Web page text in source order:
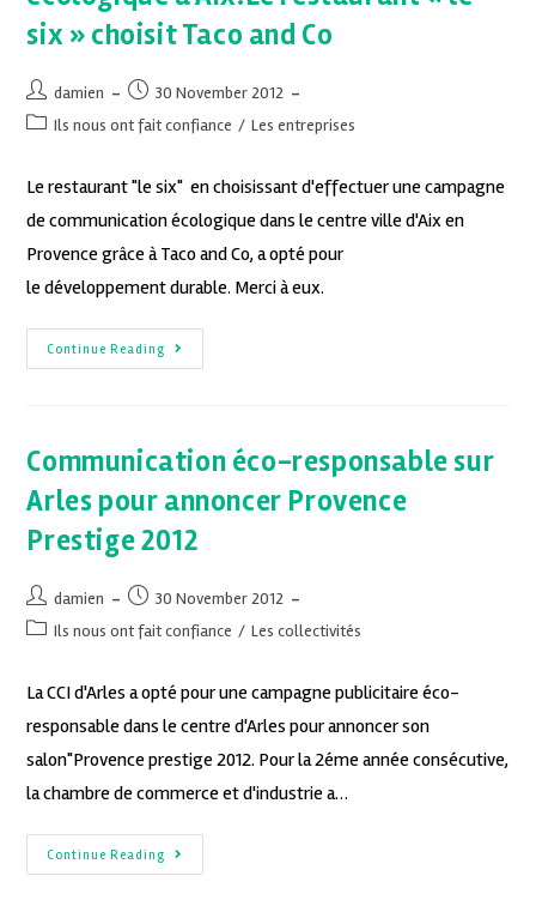
six » choisit Taco and Co
damien
30 November 2012
Ils nous ont fait confiance / Les entreprises
Le restaurant "le six" en choisissant d'effectuer une campagne
de communication écologique dans le centre ville d'Aix en
Provence grâce à Taco and Co, a opté pour
le développement durable. Merci à eux.
Continue Reading
Communication éco-responsable sur
Arles pour annoncer Provence
Prestige 2012
damien
30 November 2012
Ils nous ont fait confiance / Les collectivités
La CCI d'Arles a opté pour une campagne publicitaire éco-
responsable dans le centre d'Arles pour annoncer son
salon"Provence prestige 2012. Pour la 2éme année consécutive,
la chambre de commerce et d'industrie a…
Continue Reading